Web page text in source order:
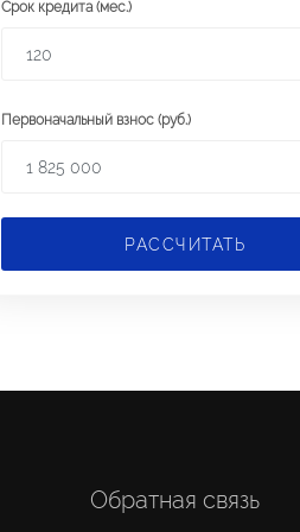
Срок кредита (мес.)
Первоначальный взнос (руб.)
РАССЧИТАТЬ
Обратная связь